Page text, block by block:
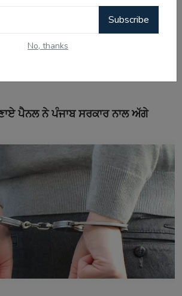
Subscribe
No, thanks
ਪੈਨਲ ਨੇ ਪੰਜਾਬ ਸਰਕਾਰ ਨਾਲ ਅੱਗੇ